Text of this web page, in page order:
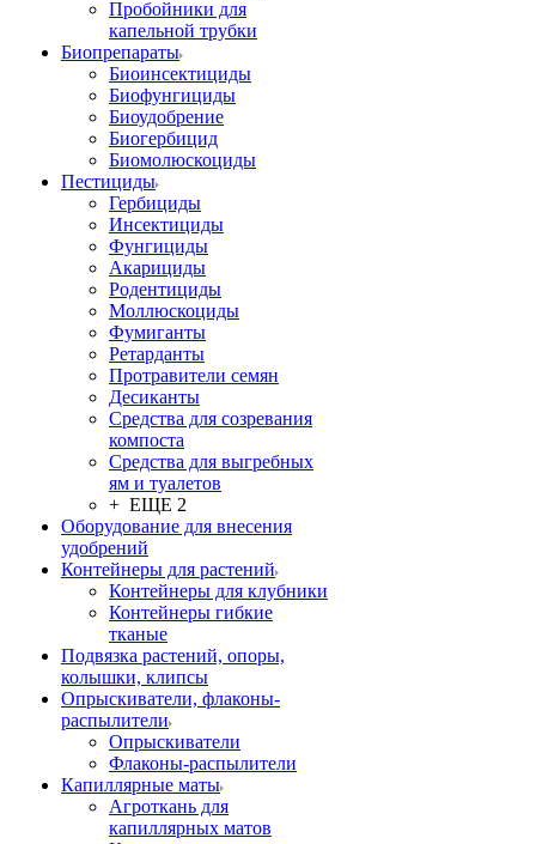
Пробойники для
капельной трубки
Биопрепараты
Биоинсектициды
Биофунгициды
Биоудобрение
Биогербицид
Биомолюскоциды
Пестициды
Гербициды
Инсектициды
Фунгициды
Акарициды
Родентициды
Моллюскоциды
Фумиганты
Ретарданты
Протравители семян
Десиканты
Средства для созревания
компоста
Средства для выгребных
ям и туалетов
+ ЕЩЕ 2
Оборудование для внесения
удобрений
Контейнеры для растений
Контейнеры для клубники
Контейнеры гибкие
тканые
Подвязка растений, опоры,
колышки, клипсы
Опрыскиватели, флаконы-
распылители
Опрыскиватели
Флаконы-распылители
Капиллярные маты
Агроткань для
капиллярных матов